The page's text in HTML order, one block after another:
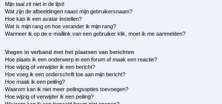
Mijn taal zit niet in de lijst!
Wat zijn de afbeeldingen naast mijn gebruikersnaam?
Hoe kan ik een avatar instellen?
Wat is mijn rang en hoe verander ik mijn rang?
Wanneer ik op de e-maillink van een gebruiker klik, moet ik me aanmelden?
Vragen in verband met het plaatsen van berichten
Hoe plaats ik een onderwerp in een forum of maak een reactie?
Hoe wijzig of verwijder ik een bericht?
Hoe voeg ik een onderschrift toe aan mijn bericht?
Hoe maak ik een peiling?
Waarom kan ik niet meer peilingsopties toevoegen?
Hoe wijzig of verwijder ik een peiling?